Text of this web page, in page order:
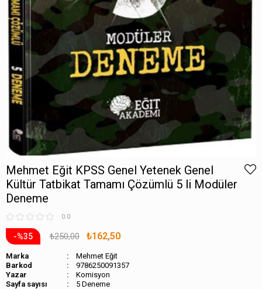
Mehmet Eğit KPSS Genel Yetenek Genel
Kültür Tatbikat Tamamı Çözümlü 5 li Modüler
Deneme
0.0
35 ₺250,00 ₺162,50
Marka
Mehmet Eğit
Barkod
9786250091357
Komisyon
Sayfa sayısı
5 Deneme